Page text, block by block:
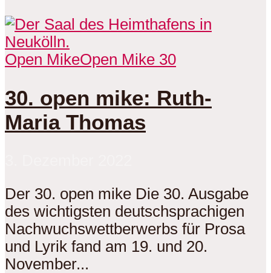
Open MikeOpen Mike 30
30. open mike: Ruth-
Maria Thomas
Der 30. open mike Die 30. Ausgabe
des wichtigsten deutschsprachigen
Nachwuchswettberwerbs für Prosa
und Lyrik fand am 19. und 20.
November...